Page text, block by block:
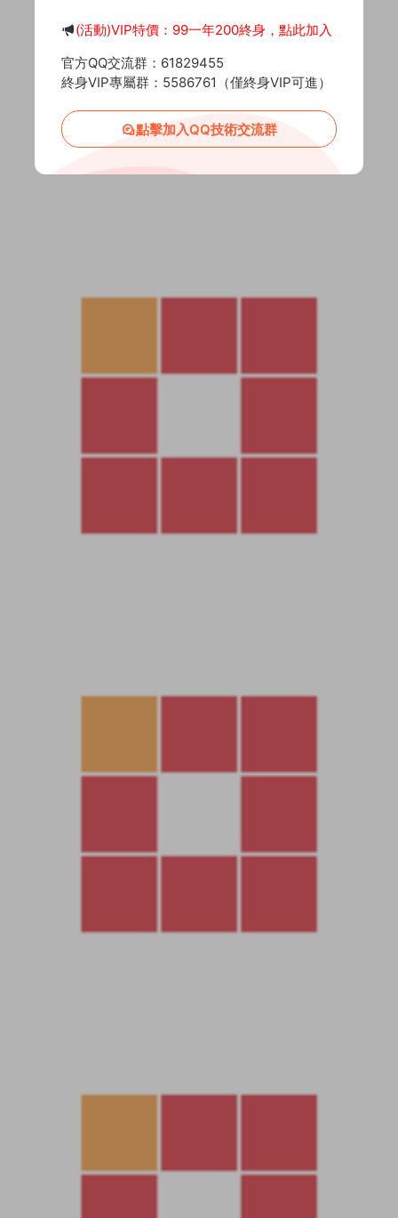
(活動)VIP特價：99一年200終身，點此加入
官方QQ交流群：61829455
終身VIP專屬群：5586761（僅終身VIP可進）
點擊加入QQ技術交流群